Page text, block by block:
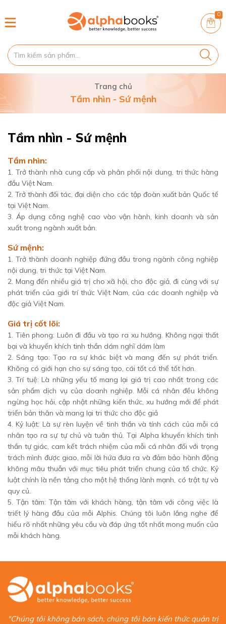
0
Trang chủ
Tầm nhìn - Sứ mệnh
Tầm nhìn - Sứ mệnh
Tầm nhìn:
1. Trở thành nhà cung cấp và phân phối nội dung, tri thức hàng
đầu Việt Nam.
2. Trở thành đối tác, đại diện cho các tập đoàn xuất bản Quốc tế
tại Việt Nam.
3. Áp dụng công nghệ cao vào vận hành, kinh doanh và sản
xuất trong ngành xuất bản.
Sứ mệnh:
1. Trở thành doanh nghiệp đứng đầu trong ngành công nghiệp
nội dung, tri thức tại Việt Nam.
2. Mang đến nhiều giá trị cho xã hội, cho độc giả, đi cùng với sự
phát triển của giới trí thức Việt Nam, của các doanh nghiệp và
độc giả Việt Nam.
Giá trị cốt lõi:
1. Tiên phong: Luôn đi đầu và tạo ra xu hướng. Không ngại thất
bại và khuyến khích tinh thần dám nghĩ dám làm
2. Sáng tạo: Tạo ra sự khác biệt và mang đến sự phát triển.
Không có giới hạn cho sự sáng tạo, cái tốt có thể tốt hơn.
3. Trí tuệ: Là những yếu tố mang lại giá trị cao nhất trong các
sản phẩm dịch vụ của doanh nghiệp. Mỗi cá nhân đều không
ngừng học hỏi, cập nhật những kiến thức, xu hướng mới để phát
triển bản thân và mang lại tri thức cho độc giả
4. Kỷ luật: Là sự rèn luyện về tinh thần và tính cách của mỗi cá
nhân tạo ra sự tự chủ và tuân thủ. Tại Alpha khuyến khích tinh
thần tự giác, cam kết trách nhiệm của mỗi cá nhân đối với trọng
trách mình được giao, mỗi lời hứa đưa ra và đảm bảo hành động
không mâu thuẫn với mục tiêu phát triển chung của tổ chức. Kỷ
luật chính là nền tảng cho một hệ thống lành mạnh, có trật tự và
quy củ.
5. Tận tâm: Tận tâm với khách hàng, tận tâm với công việc là
triết lý hàng đầu của mỗi Alphis. Chúng tôi luôn lắng nghe để
hiểu rõ nhất những yêu cầu và đáp ứng tốt nhất mong muốn của
mỗi khách hàng.
"Chúng tôi không bán sách, chúng tôi bán kiến thức quản trị